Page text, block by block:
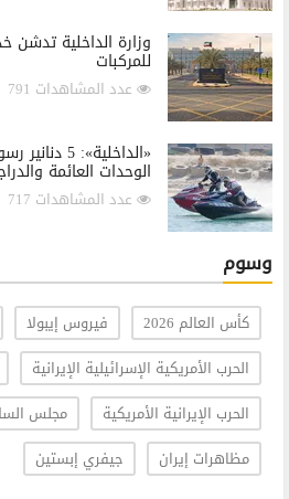
وزارة الداخلية تدشن
للمركبات
عدد المشاهدات 791
«الداخلية»:
الوحدات العائمة
عدد المشاهدات 717
وسوم
كأس العالم 2026 فيروس إيبولا
الحرب الأمريكية الإسرائيلية الإيرانية
الحرب الإيرانية الأمريكية
مجلس
مظاهرات إيران
جيفري إبستين